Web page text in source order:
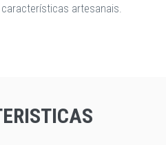
artesanais.